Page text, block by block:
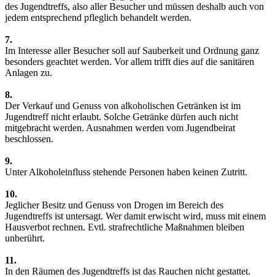
des Jugendtreffs, also aller Besucher und müssen deshalb auch von
jedem entsprechend pfleglich behandelt werden.
7.
Im Interesse aller Besucher soll auf Sauberkeit und Ordnung ganz
besonders geachtet werden. Vor allem trifft dies auf die sanitären
Anlagen zu.
8.
Der Verkauf und Genuss von alkoholischen Getränken ist im
Jugendtreff nicht erlaubt. Solche Getränke dürfen auch nicht
mitgebracht werden. Ausnahmen werden vom Jugendbeirat
beschlossen.
9.
Unter Alkoholeinfluss stehende Personen haben keinen Zutritt.
10.
Jeglicher Besitz und Genuss von Drogen im Bereich des
Jugendtreffs ist untersagt. Wer damit erwischt wird, muss mit einem
Hausverbot rechnen. Evtl. strafrechtliche Maßnahmen bleiben
unberührt.
11.
In den Räumen des Jugendtreffs ist das Rauchen nicht gestattet.